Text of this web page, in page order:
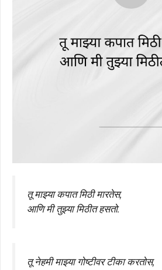
तू माझ्या कपात मिठी मारतेस,
आणि मी तुझ्या मिठीत हसतो.
तू नेहमी माझ्या गोष्टीवर टीका करतोस,